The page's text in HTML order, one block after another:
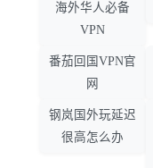
海外华人必备
VPN
番茄回国VPN官
网
钢岚国外玩延迟
很高怎么办